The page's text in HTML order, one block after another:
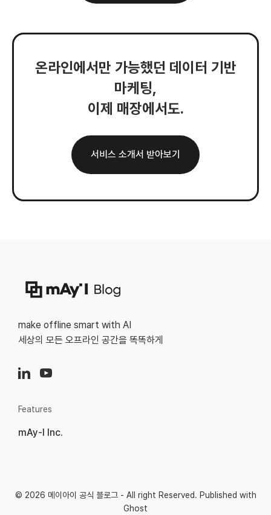
온라인에서만 가능했던 데이터 기반
마케팅,
이제 매장에서도.
서비스 소개서 받아보기
make offline smart with AI
세상의 모든 오프라인 공간을 똑똑하게
Features
mAy-I Inc.
© 2026 메이아이 공식 블로그- All right Reserved. Published with
Ghost